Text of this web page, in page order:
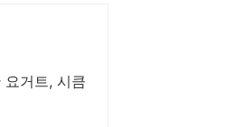
거트, 시큼